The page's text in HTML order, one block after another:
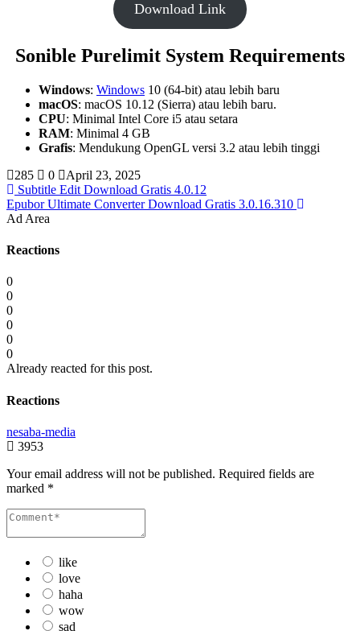
Download Link
Sonible Purelimit System Requirements
Windows: Windows 10 (64-bit) atau lebih baru
macOS: macOS 10.12 (Sierra) atau lebih baru​.
CPU: Minimal Intel Core i5 atau setara
RAM: Minimal 4 GB
Grafis: Mendukung OpenGL versi 3.2 atau lebih tinggi​
285
0
April 23, 2025
Subtitle Edit Download Gratis 4.0.12
Epubor Ultimate Converter Download Gratis 3.0.16.310
Ad Area
Reactions
0
0
0
0
0
0
Already reacted for this post.
Reactions
nesaba-media
3953
Your email address will not be published. Required fields are
marked *
like
love
haha
wow
sad